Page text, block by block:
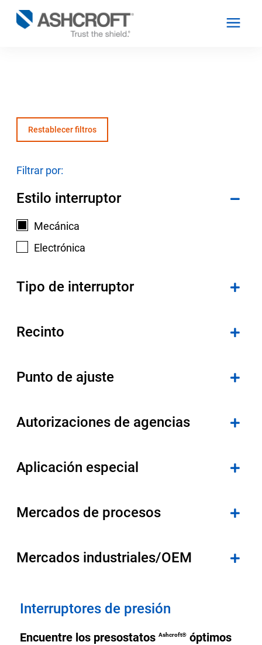
Productos
Recursos
Póngase en contacto
Solicitar cotización
Restablecer filtros
Filtrar por:
Estilo interruptor
Mecánica
Electrónica
Tipo de interruptor
Recinto
Punto de ajuste
Autorizaciones de agencias
Aplicación especial
Mercados de procesos
Mercados industriales/OEM
Interruptores de presión
Encuentre los presostatosAshcroft® óptimos